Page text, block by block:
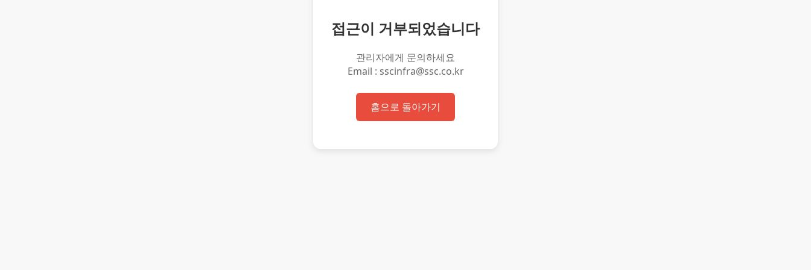
접근이 거부되었습니다
관리자에게 문의하세요
Email : sscinfra@ssc.co.kr
홈으로 돌아가기